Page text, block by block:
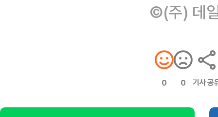
©(주) 데
0 0 기사 공